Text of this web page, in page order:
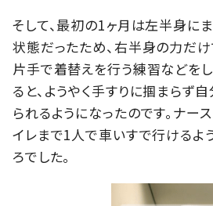
そして、最初の1ヶ月は左半身に
状態だったため、右半身の力だけ
片手で着替えを行う練習などを
ると、ようやく手すりに掴まらず
られるようになったのです。ナー
イレまで1人で車いすで行けるよ
ろでした。